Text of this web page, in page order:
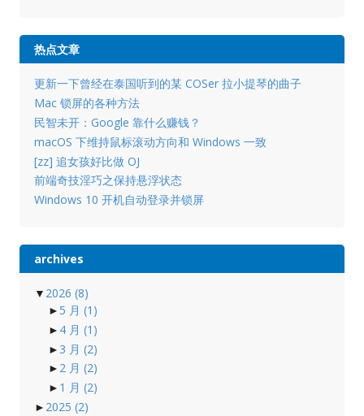
热点文章
更新一下曾经在泰国听到的某 COSer 拉小提琴的曲子
Mac 锁屏的各种方法
民智未开：Google 靠什么赚钱？
macOS 下维持鼠标滚动方向和 Windows 一致
[zz] 追女孩好比做 OJ
前端奇技淫巧之保持悬浮状态
Windows 10 开机自动登录并锁屏
archives
▼ 2026 (8)
► 5 月 (1)
► 4 月 (1)
► 3 月 (2)
► 2 月 (2)
► 1 月 (2)
► 2025 (2)